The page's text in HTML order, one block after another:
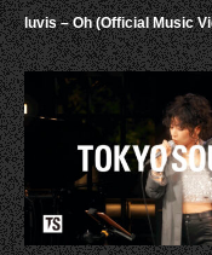
luvis – Oh (Official Music